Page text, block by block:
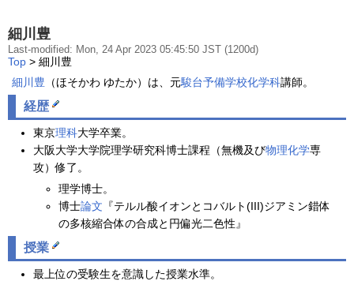
細川豊
Last-modified: Mon, 24 Apr 2023 05:45:50 JST (1200d)
Top > 細川豊
細川豊 （ほそかわ ゆたか）は、元駿台予備学校化学科講師。
経歴
東京理科大学卒業。
大阪大学大学院理学研究科博士課程（無機及び物理化学専
攻）修了。
理学博士。
博士論文 『テルル酸イオンとコバルト(III)ジアミン錯体
の多核縮合体の合成と円偏光二色性』
授業
最上位の受験生を意識した授業水準。